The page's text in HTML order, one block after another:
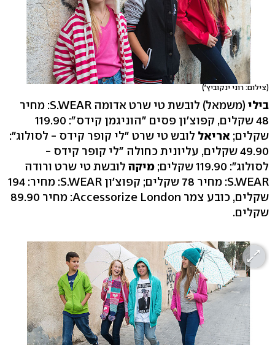
(צילום: רוני ינקוביץ')
בילי
(משמאל) לובשת טי שרט אדומה S.WEAR: מחיר
48 שקלים, קפוצ'ון פסים "הוניגמן קידס": 119.90
שקלים; אריאל לובש טי שרט "לי קופר קידס - לסולוג":
49.90 שקלים, עליונית כחולה "לי קופר קידס -
לסולוג": 119.90 שקלים;
מיקה לובשת טי שרט ורודה
S.WEAR: מחיר 78 שקלים; קפוצ'ון S.WEAR: מחיר: 194
שקלים, כובע צמר Accessorize London: מחיר 89.90
שקלים.